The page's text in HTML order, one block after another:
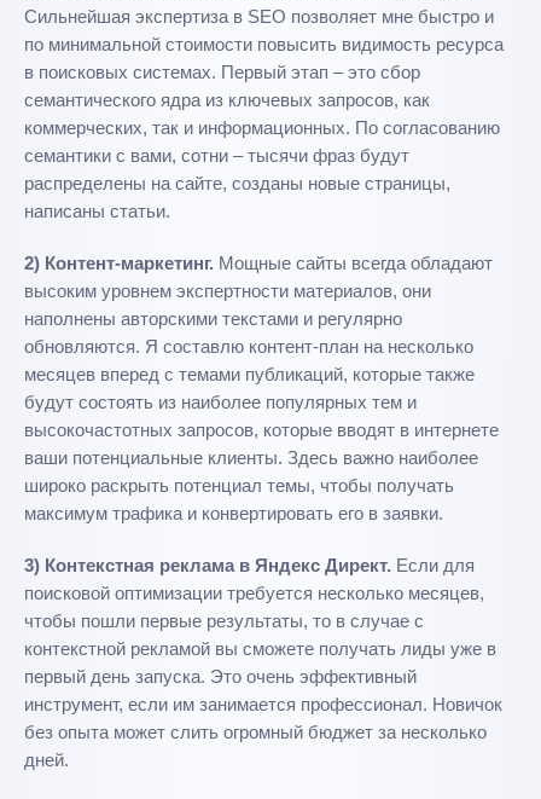
Сильнейшая экспертиза в SEO позволяет мне быстро и
по минимальной стоимости повысить видимость ресурса
в поисковых системах. Первый этап – это сбор
семантического ядра из ключевых запросов, как
коммерческих, так и информационных. По согласованию
семантики с вами, сотни – тысячи фраз будут
распределены на сайте, созданы новые страницы,
написаны статьи.
2) Контент-маркетинг. Мощные сайты всегда обладают
высоким уровнем экспертности материалов, они
наполнены авторскими текстами и регулярно
обновляются. Я составлю контент-план на несколько
месяцев вперед с темами публикаций, которые также
будут состоять из наиболее популярных тем и
высокочастотных запросов, которые вводят в интернете
ваши потенциальные клиенты. Здесь важно наиболее
широко раскрыть потенциал темы, чтобы получать
максимум трафика и конвертировать его в заявки.
3) Контекстная реклама в Яндекс Директ. Если для
поисковой оптимизации требуется несколько месяцев,
чтобы пошли первые результаты, то в случае с
контекстной рекламой вы сможете получать лиды уже в
первый день запуска. Это очень эффективный
инструмент, если им занимается профессионал. Новичок
без опыта может слить огромный бюджет за несколько
дней.